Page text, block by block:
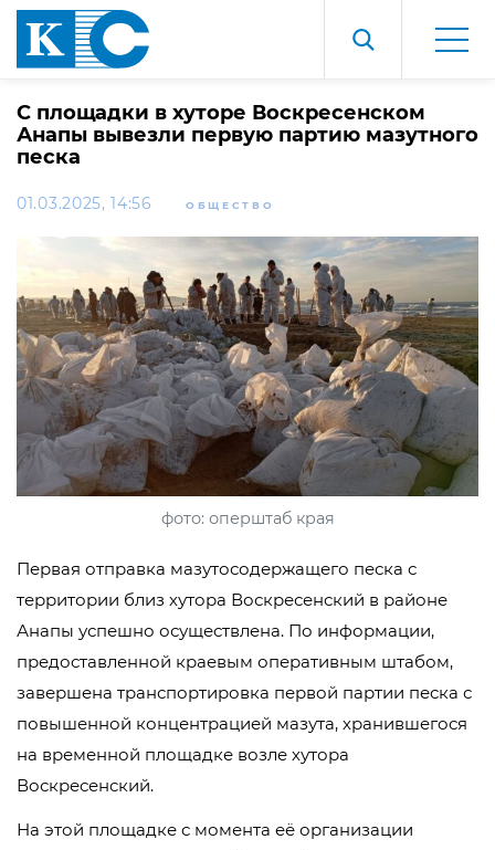
С площадки в хуторе Воскресенском
Анапы вывезли первую партию мазутного
песка
01.03.2025, 14:56 ОБЩЕСТВО
фото: оперштаб края
Первая отправка мазутосодержащего песка с
территории близ хутора Воскресенский в районе
Анапы успешно осуществлена. По информации,
предоставленной краевым оперативным штабом,
завершена транспортировка первой партии песка с
повышенной концентрацией мазута, хранившегося
на временной площадке возле хутора
Воскресенский.
На этой площадке с момента её организации